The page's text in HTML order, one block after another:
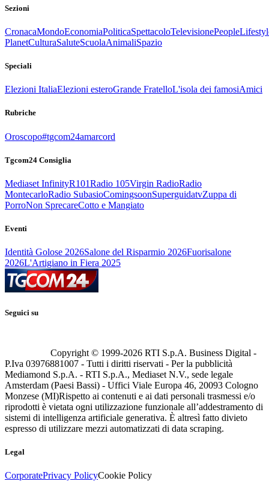
Sezioni
CronacaMondoEconomiaPoliticaSpettacoloTelevisionePeople
PlanetCulturaSaluteScuolaAnimaliSpazio
Speciali
Elezioni ItaliaElezioni esteroGrande FratelloL'isola dei famosiAmici
Rubriche
Oroscopo#tgcom24amarcord
Tgcom24 Consiglia
Mediaset InfinityR101Radio 105Virgin RadioRadio
MontecarloRadio SubasioComingsoonSuperguidatvZuppa di
PorroNon SprecareCotto e Mangiato
Eventi
Identità Golose 2026Salone del Risparmio 2026Fuorisalone
2026L'Artigiano in Fiera 2025
Seguici su
Copyright © 1999-2026 RTI S.p.A. Business Digital -
P.Iva 03976881007 - Tutti i diritti riservati - Per la pubblicità
Mediamond S.p.A. - RTI S.p.A., Mediaset N.V., sede legale
Amsterdam (Paesi Bassi) - Uffici Viale Europa 46, 20093 Cologno
Monzese (MI)Rispetto ai contenuti e ai dati personali trasmessi e/o
riprodotti è vietata ogni utilizzazione funzionale all’addestramento di
sistemi di intelligenza artificiale generativa. È altresì fatto divieto
espresso di utilizzare mezzi automatizzati di data scraping.
Legal
CorporatePrivacy PolicyCookie Policy